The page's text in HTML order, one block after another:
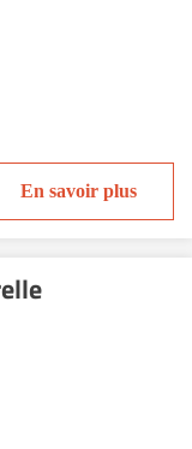
En savoir plus